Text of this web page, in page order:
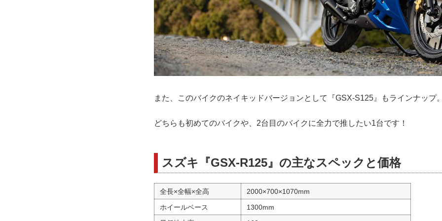
また、このバイクのネイキッドバージョンとして『GSX-S125』もラインナップ
どちらも初めてのバイクや、2台目のバイクに全力で推したい1台です！
スズキ『GSX-R125』の主なスペックと価格
全長×全幅×全高
2000×700×1070mm
ホイールベース
1300mm